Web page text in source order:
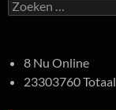
Zoeken
naar:
8 Nu Online
23303760 Totaal